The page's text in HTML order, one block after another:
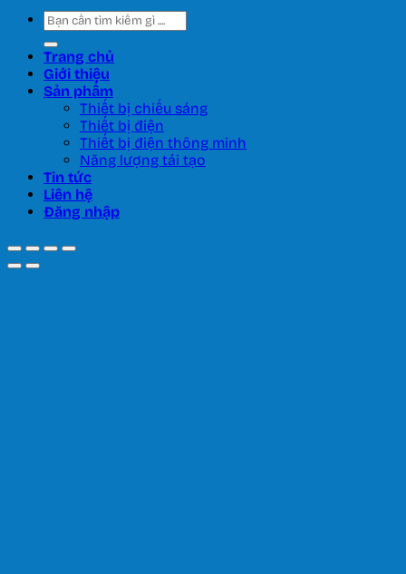
Tìm
kiếm:
Trang chủ
Giới thiệu
Sản phẩm
Thiết bị chiếu sáng
Thiết bị điện
Thiết bị điện thông minh
Năng lượng tái tạo
Tin tức
Liên hệ
Đăng nhập